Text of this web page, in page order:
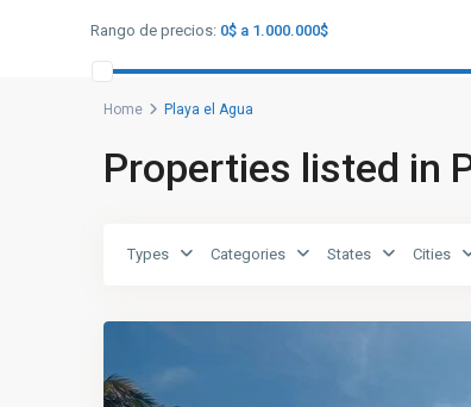
Rango de precios: 0$ a 1.000.000$
Home Playa el Agua
Properties listed in
Types Categories States Cities